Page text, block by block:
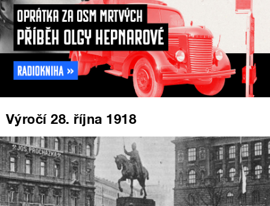
Výročí 28. října 1918